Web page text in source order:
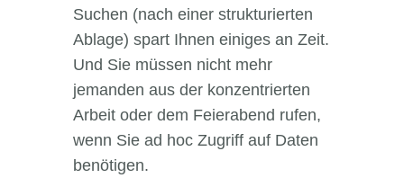
Suchen (nach einer strukturierten
Ablage) spart Ihnen einiges an Zeit.
Und Sie müssen nicht mehr
jemanden aus der konzentrierten
Arbeit oder dem Feierabend rufen,
wenn Sie ad hoc Zugriff auf Daten
benötigen.